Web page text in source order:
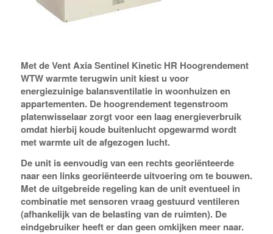
Met de Vent Axia Sentinel Kinetic HR Hoogrendement
WTW warmte terugwin unit kiest u voor
energiezuinige balansventilatie in woonhuizen en
appartementen. De hoogrendement tegenstroom
platenwisselaar zorgt voor een laag energieverbruik
omdat hierbij koude buitenlucht opgewarmd wordt
met warmte uit de afgezogen lucht.
De unit is eenvoudig van een rechts georiënteerde
naar een links georiënteerde uitvoering om te bouwen.
Met de uitgebreide regeling kan de unit eventueel in
combinatie met sensoren vraag gestuurd ventileren
(afhankelijk van de belasting van de ruimten). De
eindgebruiker heeft er dan geen omkijken meer naar.